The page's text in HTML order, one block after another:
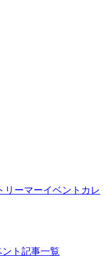
リーマーイベントカレ
ント記事一覧